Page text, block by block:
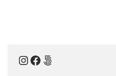
Instagram
Facebook
500px